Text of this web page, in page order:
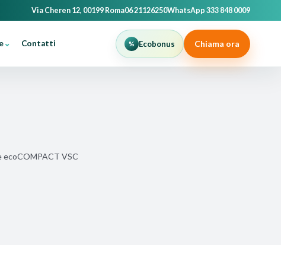
Via Cheren 12, 00199 Roma06 21126250WhatsApp 333 848 0009
Contatti Ecobonus Chiama ora
ecoCOMPACT VSC